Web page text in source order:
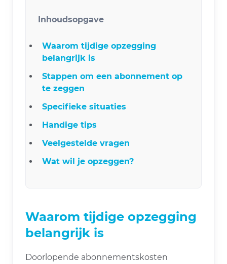
Inhoudsopgave
Waarom tijdige opzegging
belangrijk is
Stappen om een abonnement op
te zeggen
Specifieke situaties
Handige tips
Veelgestelde vragen
Wat wil je opzeggen?
Waarom tijdige opzegging
belangrijk is
Doorlopende abonnementskosten